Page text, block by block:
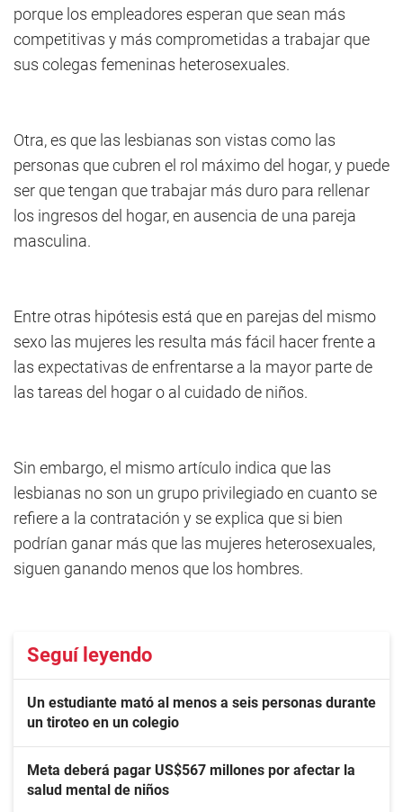
porque los empleadores esperan que sean más
competitivas y más comprometidas a trabajar que
sus colegas femeninas heterosexuales.
Otra, es que las lesbianas son vistas como las
personas que cubren el rol máximo del hogar, y puede
ser que tengan que trabajar más duro para rellenar
los ingresos del hogar, en ausencia de una pareja
masculina.
Entre otras hipótesis está que en parejas del mismo
sexo las mujeres les resulta más fácil hacer frente a
las expectativas de enfrentarse a la mayor parte de
las tareas del hogar o al cuidado de niños.
Sin embargo, el mismo artículo indica que las
lesbianas no son un grupo privilegiado en cuanto se
refiere a la contratación y se explica que si bien
podrían ganar más que las mujeres heterosexuales,
siguen ganando menos que los hombres.
Seguí leyendo
Un estudiante mató al menos a seis personas durante
un tiroteo en un colegio
Meta deberá pagar US$567 millones por afectar la
salud mental de niños